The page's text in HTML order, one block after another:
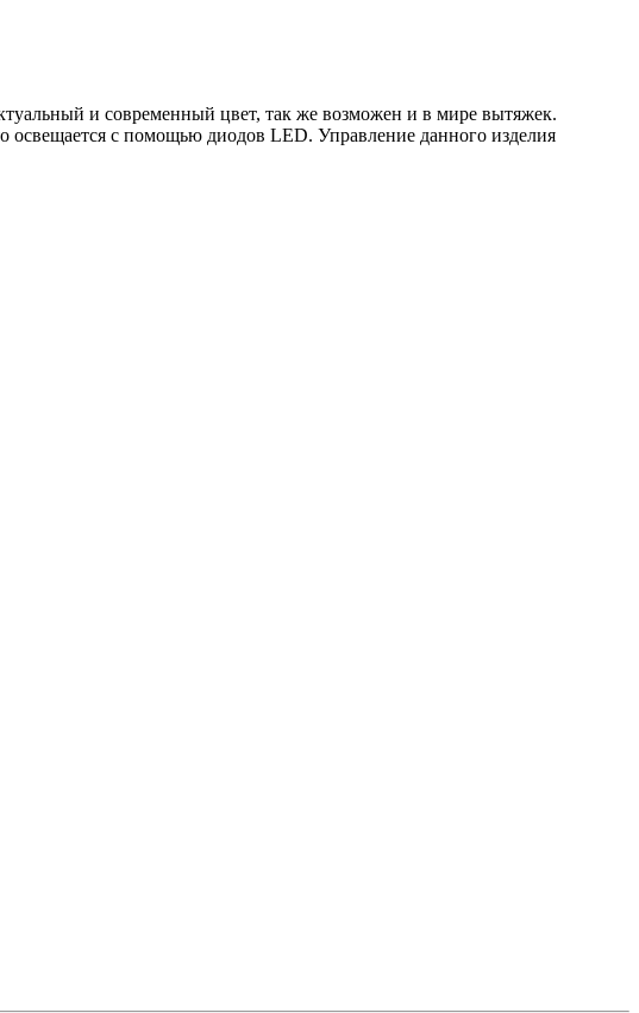
и современный цвет, так же возможен и в мире вытяжек.
с помощью диодов LED. Управление данного изделия